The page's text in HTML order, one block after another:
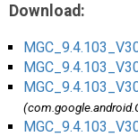
Download: